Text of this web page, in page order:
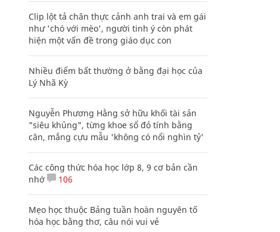
Clip lột tả chân thực cảnh anh trai và em gái
như 'chó với mèo', người tinh ý còn phát
hiện một vấn đề trong giáo dục con
Nhiều điểm bất thường ở bằng đại học của
Lý Nhã Kỳ
Nguyễn Phương Hằng sở hữu khối tài sản
"siêu khủng", từng khoe sổ đỏ tính bằng
cân, mắng cựu mẫu 'không có nổi nghìn tỷ'
Các công thức hóa học lớp 8, 9 cơ bản cần
nhớ
106
Mẹo học thuộc Bảng tuần hoàn nguyên tố
hóa học bằng thơ, câu nói vui vẻ